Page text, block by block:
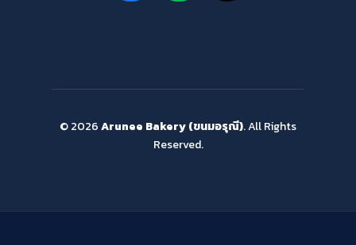
© 2026Arunee Bakery (ขนมอรุณี). All Rights
Reserved.